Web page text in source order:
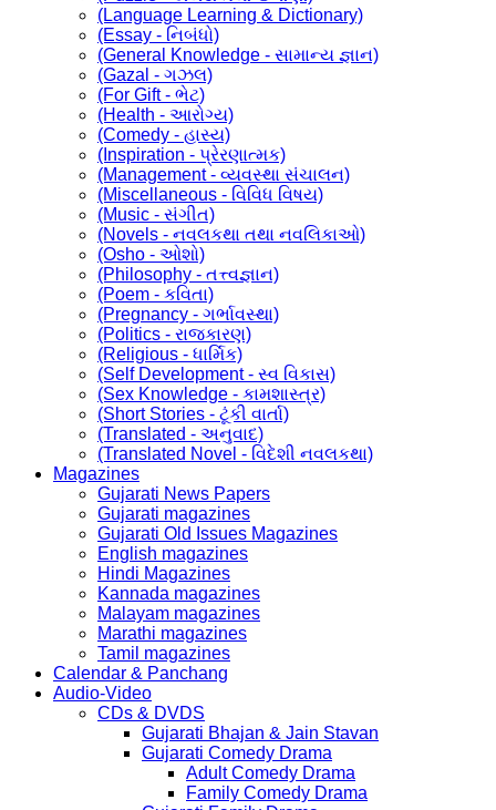
(Language Learning & Dictionary)
(Essay - નિબંધો)
(General Knowledge - સામાન્ય જ્ઞાન)
(Gazal - ગઝલ)
(For Gift - ભેટ)
(Health - આરોગ્ય)
(Comedy - હાસ્ય)
(Inspiration - પ્રેરણાત્મક)
(Management - વ્યવસ્થા સંચાલન)
(Miscellaneous - વિવિધ વિષય)
(Music - સંગીત)
(Novels - નવલકથા તથા નવલિકાઓ)
(Osho - ઓશો)
(Philosophy - તત્ત્વજ્ઞાન)
(Poem - કવિતા)
(Pregnancy - ગર્ભાવસ્થા)
(Politics - રાજકારણ)
(Religious - ધાર્મિક)
(Self Development - સ્વ વિકાસ)
(Sex Knowledge - કામશાસ્ત્ર)
(Short Stories - ટૂંકી વાર્તા)
(Translated - અનુવાદ)
(Translated Novel - વિદેશી નવલકથા)
Magazines
Gujarati News Papers
Gujarati magazines
Gujarati Old Issues Magazines
English magazines
Hindi Magazines
Kannada magazines
Malayam magazines
Marathi magazines
Tamil magazines
Calendar & Panchang
Audio-Video
CDs & DVDS
Gujarati Bhajan & Jain Stavan
Gujarati Comedy Drama
Adult Comedy Drama
Family Comedy Drama